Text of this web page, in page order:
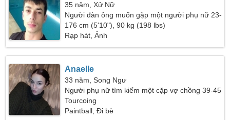
35 năm, Xử Nữ
Người đàn ông muốn gặp một người phụ nữ 23-
32
176 cm (5'10"), 90 kg (198 lbs)
Rạp hát, Ảnh
Anaelle
33 năm, Song Ngư
Người phụ nữ tìm kiếm một cặp vợ chồng 39-45
Tourcoing
Paintball, Đi bè